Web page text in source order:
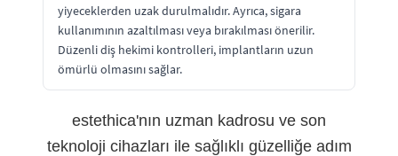
yiyeceklerden uzak durulmalıdır. Ayrıca, sigara
kullanımının azaltılması veya bırakılması önerilir.
Düzenli diş hekimi kontrolleri, implantların uzun
ömürlü olmasını sağlar.
estethica'nın uzman kadrosu ve son
teknoloji cihazları ile sağlıklı güzelliğe adım